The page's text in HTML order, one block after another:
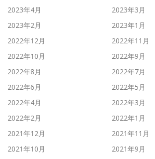
2023年4月
2023年3月
2023年2月
2023年1月
2022年12月
2022年11月
2022年10月
2022年9月
2022年8月
2022年7月
2022年6月
2022年5月
2022年4月
2022年3月
2022年2月
2022年1月
2021年12月
2021年11月
2021年10月
2021年9月